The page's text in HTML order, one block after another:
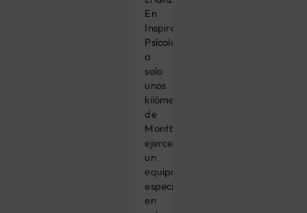
En
Inspira
Psicología,
a
solo
unos
kilómetros
de
Montblanc,
ejerce
un
equipo
especializado
en